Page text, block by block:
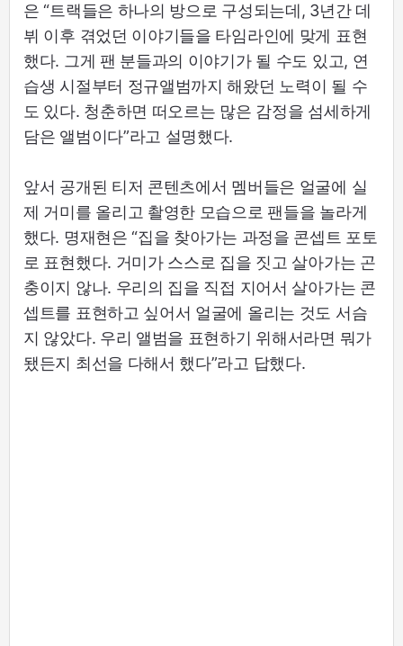
은 “트랙들은 하나의 방으로 구성되는데, 3년간 데
뷔 이후 겪었던 이야기들을 타임라인에 맞게 표현
했다. 그게 팬 분들과의 이야기가 될 수도 있고, 연
습생 시절부터 정규앨범까지 해왔던 노력이 될 수
도 있다. 청춘하면 떠오르는 많은 감정을 섬세하게
담은 앨범이다”라고 설명했다.
앞서 공개된 티저 콘텐츠에서 멤버들은 얼굴에 실
제 거미를 올리고 촬영한 모습으로 팬들을 놀라게
했다. 명재현은 “집을 찾아가는 과정을 콘셉트 포토
로 표현했다. 거미가 스스로 집을 짓고 살아가는 곤
충이지 않나. 우리의 집을 직접 지어서 살아가는 콘
셉트를 표현하고 싶어서 얼굴에 올리는 것도 서슴
지 않았다. 우리 앨범을 표현하기 위해서라면 뭐가
됐든지 최선을 다해서 했다”라고 답했다.